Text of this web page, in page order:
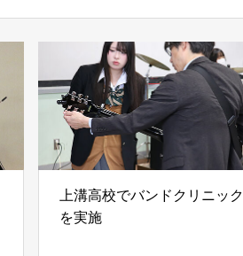
上溝高校でバンドクリニック
を実施